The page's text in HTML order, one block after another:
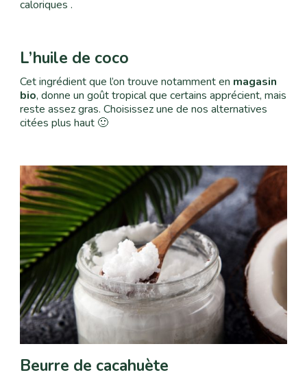
caloriques .
L’huile de coco
Cet ingrédient que l’on trouve notamment en magasin
bio, donne un goût tropical que certains apprécient, mais
reste assez gras. Choisissez une de nos alternatives
citées plus haut 🙂
Beurre de cacahuète